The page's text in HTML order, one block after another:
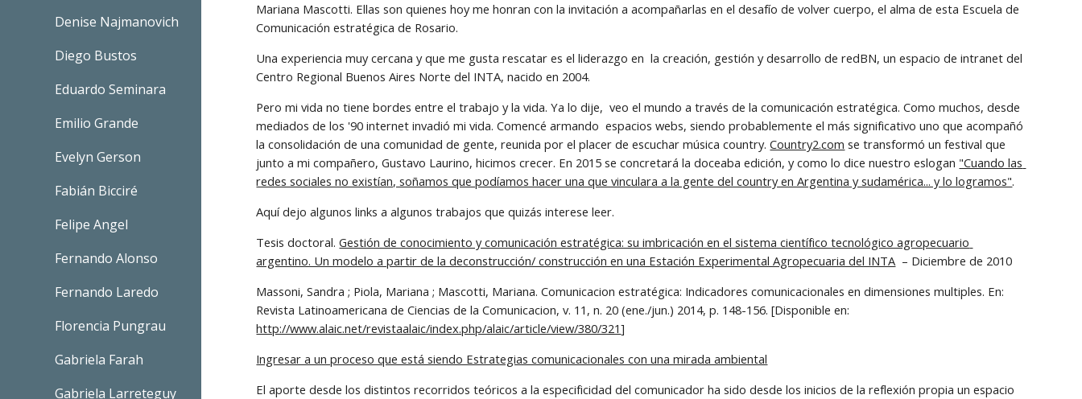
Denise Najmanovich
Diego Bustos
Eduardo Seminara
Emilio Grande
Evelyn Gerson
Fabián Bicciré
Felipe Angel
Fernando Alonso
Fernando Laredo
Florencia Pungrau
Gabriela Farah
Gabriela Larreteguy
Mariana Mascotti. Ellas son quienes hoy me honran con la invitación a acompañarlas en el desafío de volver cuerpo, el alma de esta Escuela de
Comunicación estratégica de Rosario.
Una experiencia muy cercana y que me gusta rescatar es el liderazgo en  la creación, gestión y desarrollo de redBN, un espacio de intranet del
Centro Regional Buenos Aires Norte del INTA, nacido en 2004.
Pero mi vida no tiene bordes entre el trabajo y la vida. Ya lo dije,  veo el mundo a través de la comunicación estratégica. Como muchos, desde
mediados de los '90 internet invadió mi vida. Comencé armando  espacios webs, siendo probablemente el más significativo uno que acompañó
la consolidación de una comunidad de gente, reunida por el placer de escuchar música country. Country2.com se transformó un festival que
junto a mi compañero, Gustavo Laurino, hicimos crecer. En 2015 se concretará la doceaba edición, y como lo dice nuestro eslogan "Cuando las
redes sociales no existían, soñamos que podíamos hacer una que vinculara a la gente del country en Argentina y sudamérica... y lo logramos".
Aquí dejo algunos links a algunos trabajos que quizás interese leer.
Tesis doctoral. Gestión de conocimiento y comunicación estratégica: su imbricación en el sistema científico tecnológico agropecuario
argentino. Un modelo a partir de la deconstrucción/ construcción en una Estación Experimental Agropecuaria del INTA
  – Diciembre de 2010
Massoni, Sandra ; Piola, Mariana ; Mascotti, Mariana. Comunicacion estratégica: Indicadores comunicacionales en dimensiones multiples. En:
http://www.alaic.net/revistaalaic/index.php/alaic/article/view/380/321]
Ingresar a un proceso que está siendo Estrategias comunicacionales con una mirada ambiental
El aporte desde los distintos recorridos teóricos a la especificidad del comunicador ha sido desde los inicios de la reflexión propia un espacio